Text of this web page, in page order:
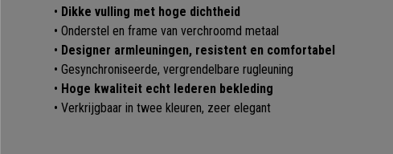
• Dikke vulling met hoge dichtheid
• Onderstel en frame van verchroomd metaal
• Designer armleuningen, resistent en comfortabel
• Gesynchroniseerde, vergrendelbare rugleuning
• Hoge kwaliteit echt lederen bekleding
• Verkrijgbaar in twee kleuren, zeer elegant